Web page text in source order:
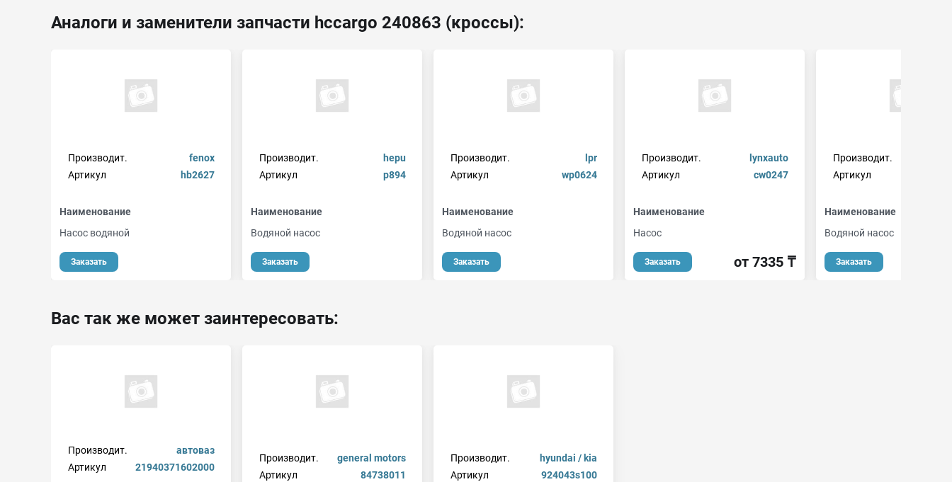
Аналоги и заменители запчасти hccargo 240863 (кроссы):
Производит.
fenox
Артикул
hb2627
Наименование
Насос водяной
Заказать
Производит.
hepu
Артикул
p894
Наименование
Водяной насос
Заказать
Производит.
lpr
Артикул
wp0624
Наименование
Водяной насос
Заказать
Производит.
lynxauto
Артикул
cw0247
Наименование
Насос
Заказать от 7335 ₸
Производит.
Артикул
Наименование
Водяной насос
Заказать
Вас так же может заинтересовать:
Производит.
автоваз
Артикул
21940371602000
Производит.
general motors
Артикул
84738011
Производит.
hyundai / kia
Артикул
924043s100